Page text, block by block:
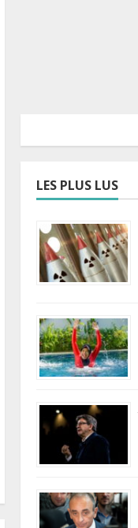
LES PLUS LUS